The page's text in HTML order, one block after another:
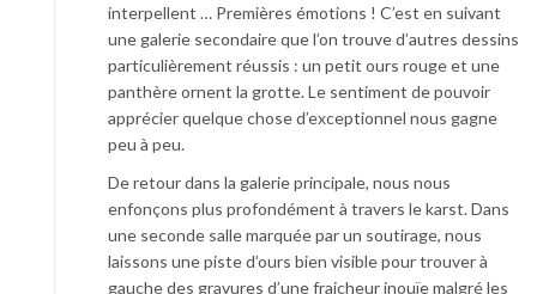
interpellent … Premières émotions ! C’est en suivant
une galerie secondaire que l’on trouve d’autres dessins
particulièrement réussis : un petit ours rouge et une
panthère ornent la grotte. Le sentiment de pouvoir
apprécier quelque chose d’exceptionnel nous gagne
peu à peu.
De retour dans la galerie principale, nous nous
enfonçons plus profondément à travers le karst. Dans
une seconde salle marquée par un soutirage, nous
laissons une piste d’ours bien visible pour trouver à
gauche des gravures d’une fraicheur inouïe malgré les